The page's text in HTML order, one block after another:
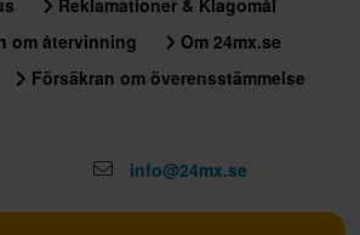
om återvinning
Om 24mx.se
Försäkran om överensstämmelse
info@24mx.se